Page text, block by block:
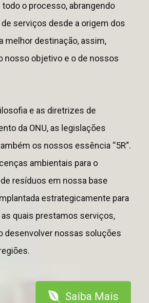
o processo, abrangendo
de serviços desde a origem dos
melhor destinação, assim,
nosso objetivo e o de nossos
e as diretrizes de
da ONU, as legislações
os nossos essência “5R”.
ambientais para o
resíduos em nossa base
estrategicamente para
quais prestamos serviços,
desenvolver nossas soluções
Saiba Mais